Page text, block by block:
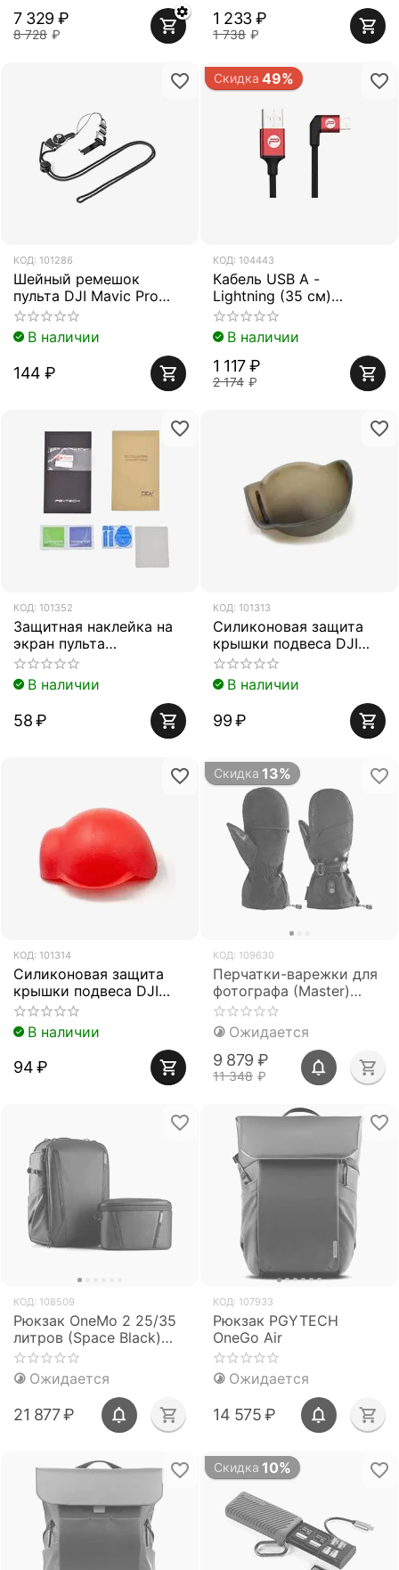
8 728 ₽
7 329 ₽
1 738 ₽
1 233 ₽
КОД: 101286
Шейный ремешок
пульта DJI Mavic Pro
(PGYTECH P-MA-115)
В наличии
144 ₽
Скидка 49%
КОД: 104443
Кабель USB A -
Lightning (35 см)
(PGYTECH P-GM-115)
В наличии
2 174 ₽
1 117 ₽
КОД: 101352
Защитная наклейка на
экран пульта
управления DJI Mavic
Pro (PGYTECH PGY-
MRC-004)
В наличии
58₽
КОД: 101313
Силиконовая защита
крышки подвеса DJI
Mavic Pro (Серый)
(PGYTECH P-MA-108)
В наличии
99₽
КОД: 101314
Силиконовая защита
крышки подвеса DJI
Mavic Pro (Красный)
(PGYTECH P-MA-110)
В наличии
94₽
Скидка 13%
КОД: 109630
Перчатки-варежки для
фотографа (Master)
(PGYTECH)
Ожидается
11 348 ₽
9 879 ₽
КОД: 108509
Рюкзак OneMo 2 25/35
литров (Space Black)
(PGYTECH)
Ожидается
21 877₽
КОД: 107933
Рюкзак PGYTECH
OneGo Air
Ожидается
14 575 ₽
Скидка 10%